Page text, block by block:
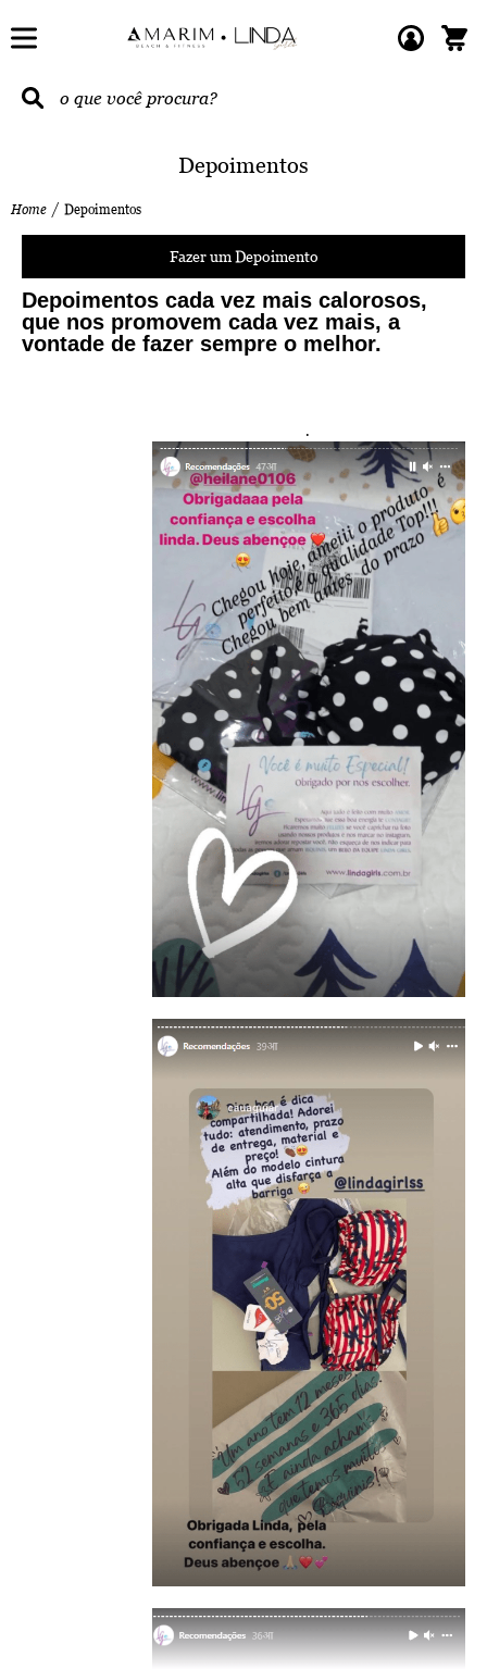
Depoimentos
Home Depoimentos
Fazer um Depoimento
Depoimentos cada vez mais calorosos,
que nos promovem cada vez mais, a
vontade de fazer sempre o melhor.
.